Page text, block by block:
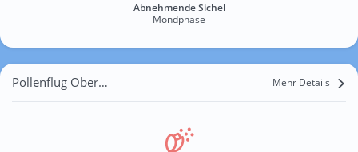
Abnehmende Sichel
Mondphase
Pollenflug Oberböhringen Mehr Details